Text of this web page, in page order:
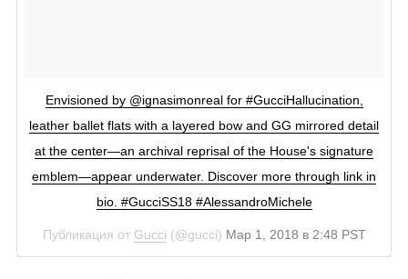
Envisioned by @ignasimonreal for #GucciHallucination,
leather ballet flats with a layered bow and GG mirrored detail
at the center—an archival reprisal of the House's signature
emblem—appear underwater. Discover more through link in
bio. #GucciSS18 #AlessandroMichele
Публикация от Gucci (@gucci) Мар 1, 2018 в 2:48 PST